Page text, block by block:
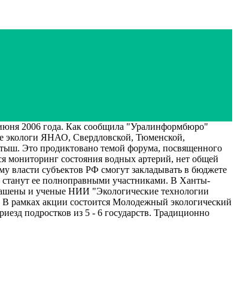
2006 года. Как сообщила "Уралинформбюро"
экологи ЯНАО, Свердловской, Тюменской,
Это продиктовано темой форума, посвященного
мониторинг состояния водных артерий, нет общей
власти субъектов РФ смогут закладывать в бюджете
ее полноправными участниками. В Ханты-
и ученые НИИ "Экологические технологии
рамках акции состоится Молодежный экологический
подростков из 5 - 6 государств. Традиционно